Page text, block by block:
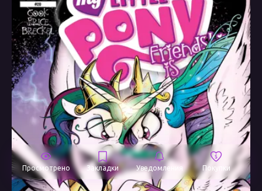
Просмотрено Закладки Уведомления Покупки